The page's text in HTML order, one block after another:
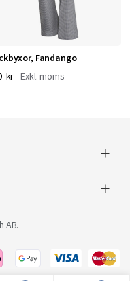
Fandango
kr
AB.